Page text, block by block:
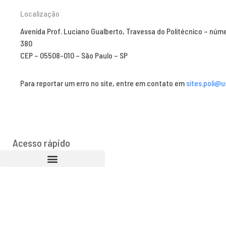
Localização
Avenida Prof. Luciano Gualberto, Travessa do Politécnico –
380
CEP – 05508-010 – São Paulo – SP
Para reportar um erro no site, entre em contato em
Acesso rápido